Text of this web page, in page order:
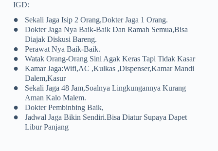
IGD:
• Sekali Jaga Isip 2 Orang,dokter Jaga 1 Orang.
•
Dokter Jaga Nya Baik-Baik Dan Ramah Semua,bisa
Diajak Diskusi Bareng.
• Perawat Nya Baik-Baik.
• Watak Orang-Orang Sini Agak Keras Tapi Tidak Kasar
•
Kamar Jaga:Wifi,AC ,Kulkas ,Dispenser,Kamar Mandi
Dalem,Kasur
•
Sekali Jaga 48 Jam,soalnya Lingkungannya Kurang
Aman Kalo Malem.
• Dokter Pembinbing Baik,
•
Jadwal Jaga Bikin Sendiri.bisa Diatur Supaya Dapet
Libur Panjang